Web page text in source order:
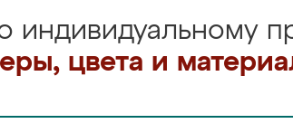
индивидуальному
цвета и